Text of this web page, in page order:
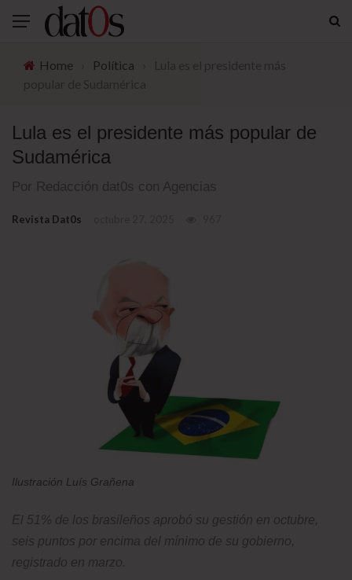
Home Política
Lula es el presidente más popular de
Sudamérica
Por Redacción dat0s con Agencias
Revista Dat0s
Ilustración Luís Grañena
El 51% de los brasileños aprobó su gestión en octubre,
seis puntos por encima del mínimo de su gobierno,
registrado en marzo.